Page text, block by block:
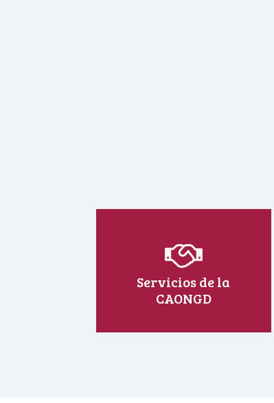
Servicios de la
CAONGD